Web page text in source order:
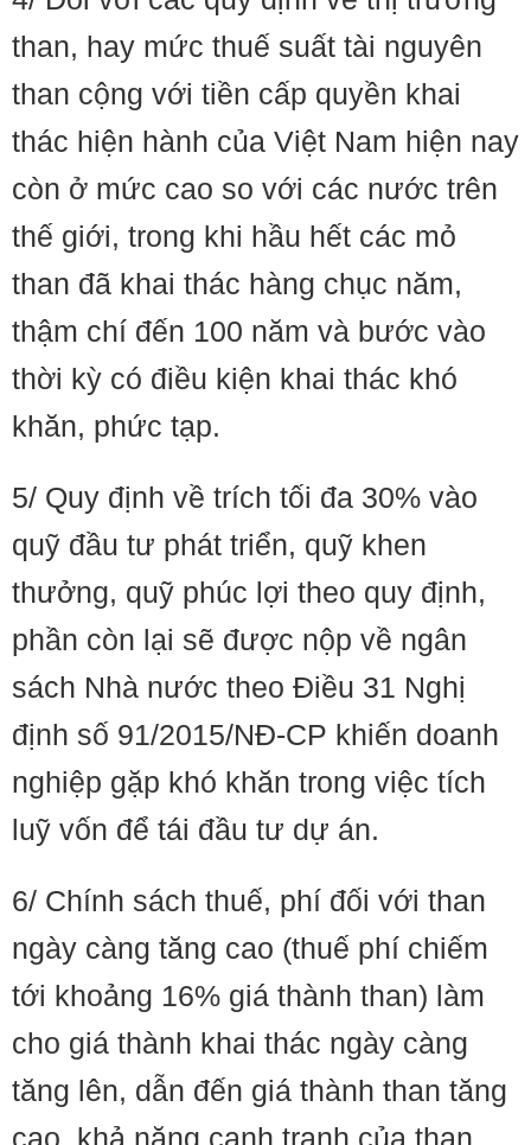
than, hay mức thuế suất tài nguyên
than cộng với tiền cấp quyền khai
thác hiện hành của Việt Nam hiện nay
còn ở mức cao so với các nước trên
thế giới, trong khi hầu hết các mỏ
than đã khai thác hàng chục năm,
thậm chí đến 100 năm và bước vào
thời kỳ có điều kiện khai thác khó
khăn, phức tạp.
5/ Quy định về trích tối đa 30% vào
quỹ đầu tư phát triển, quỹ khen
thưởng, quỹ phúc lợi theo quy định,
phần còn lại sẽ được nộp về ngân
sách Nhà nước theo Điều 31 Nghị
định số 91/2015/NĐ-CP khiến doanh
nghiệp gặp khó khăn trong việc tích
luỹ vốn để tái đầu tư dự án.
6/ Chính sách thuế, phí đối với than
ngày càng tăng cao (thuế phí chiếm
tới khoảng 16% giá thành than) làm
cho giá thành khai thác ngày càng
tăng lên, dẫn đến giá thành than tăng
cao, khả năng cạnh tranh của than